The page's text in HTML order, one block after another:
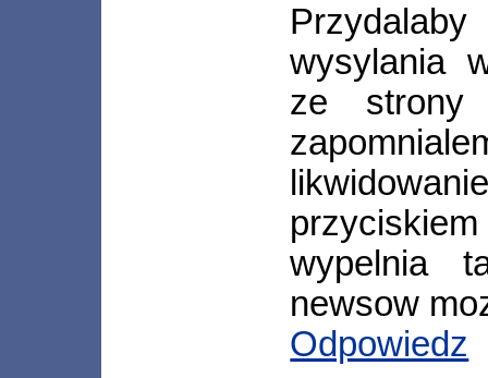
wysylania
ze
wypelnia
newsow
Odpowiedz